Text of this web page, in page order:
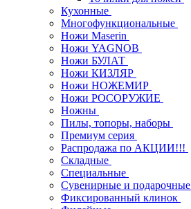
Кухонные
Многофункциональные
Ножи Maserin
Ножи YAGNOB
Ножи БУЛАТ
Ножи КИЗЛЯР
Ножи НОЖЕМИР
Ножи РОСОРУЖИЕ
Ножны
Пилы, топоры, наборы
Премиум серия
Распродажа по АКЦИИ!!!
Складные
Специальные
Сувенирные и подарочные
Фиксированный клинок